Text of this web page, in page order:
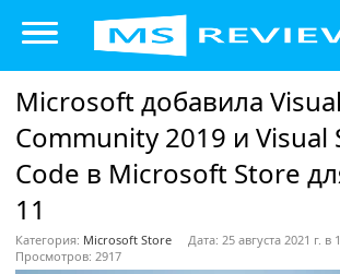
Microsoft добавила
Community 2019 и Visual
Code в Microsoft Store
11
Категория: Microsoft Store
Дата: 25 августа 2021 г. в
Просмотров: 2917